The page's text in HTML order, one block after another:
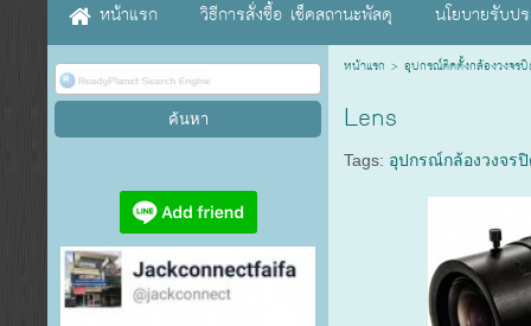
หน้าแรก วิธีการสั่งซื้อ เช็คสถานะพัสดุ นโยบายรับป
หน้าแรก > อุปกรณ์ติดตั้งกล้องวงจ
Lens
Tags: อุปกรณ์กล้องวงจร